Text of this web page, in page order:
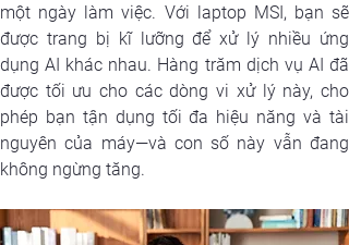
một ngày làm việc. Với laptop MSI, bạn sẽ
được trang bị kĩ lưỡng để xử lý nhiều ứng
dụng AI khác nhau. Hàng trăm dịch vụ AI đã
được tối ưu cho các dòng vi xử lý này, cho
phép bạn tận dụng tối đa hiệu năng và tài
nguyên của máy—và con số này vẫn đang
không ngừng tăng.